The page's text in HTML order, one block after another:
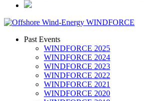
Past Events
WINDFORCE 2025
WINDFORCE 2024
WINDFORCE 2023
WINDFORCE 2022
WINDFORCE 2021
WINDFORCE 2020